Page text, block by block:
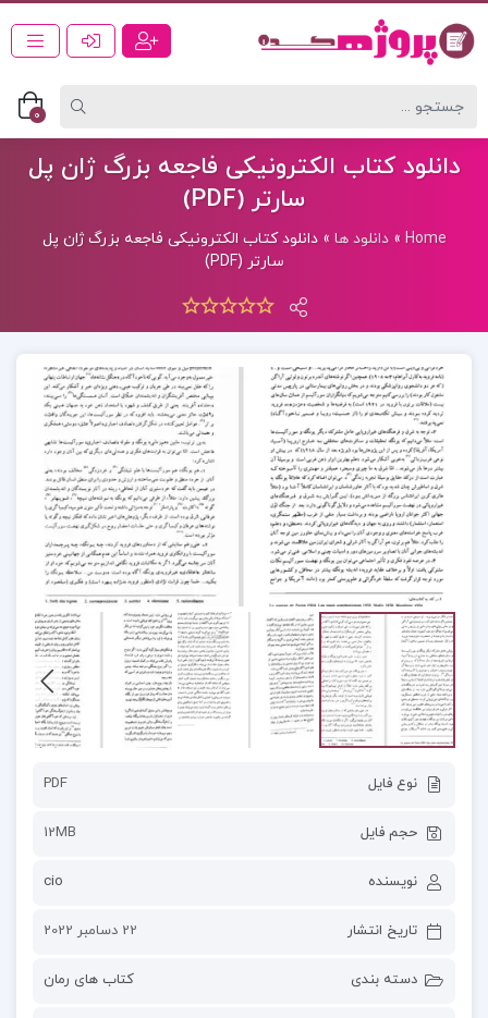
0
دانلود کتاب الکترونیکی فاجعه بزرگ ژان پل
سارتر (PDF)
Home
»دانلود ها »دانلود کتاب الکترونیکی فاجعه بزرگ ژان پل
سارتر (PDF)
نوع فایل PDF
حجم فایل 12MB
نویسنده cio
تاریخ انتشار 22 دسامبر 2022
دسته بندی کتاب های رمان